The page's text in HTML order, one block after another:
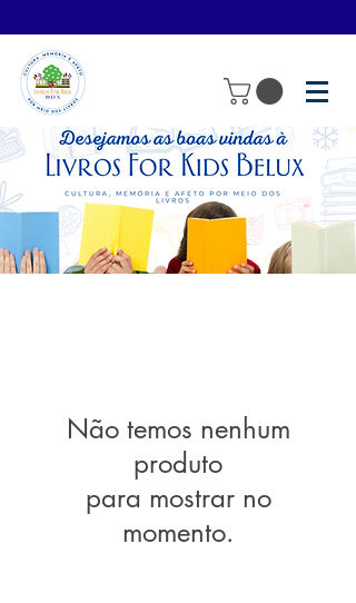
Não temos nenhum
produto
para mostrar no
momento.